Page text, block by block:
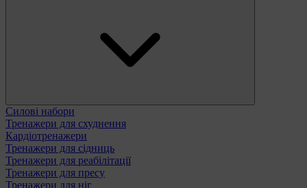
Силові набори
Тренажери для схуднення
Кардіотренажери
Тренажери для сідниць
Тренажери для реабілітації
Тренажери для пресу
Тренажери для ніг